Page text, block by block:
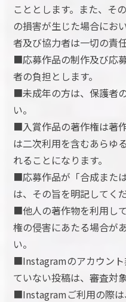
こととします。また、そ
の損害が生じた場合にお
者及び協力者は一切の責
■応募作品の制作及び応
者の負担とします。
■未成年の方は、保護者
い。
■入賞作品の著作権は著
は二次利用を含むあらゆ
れることになります。
■応募作品が「合成また
は、その旨を明記してく
■他人の著作物を利用し
権の侵害にあたる場合が
い。
■Instagramのアカウン
ていない投稿は、審査対
■Instagramご利用の際は